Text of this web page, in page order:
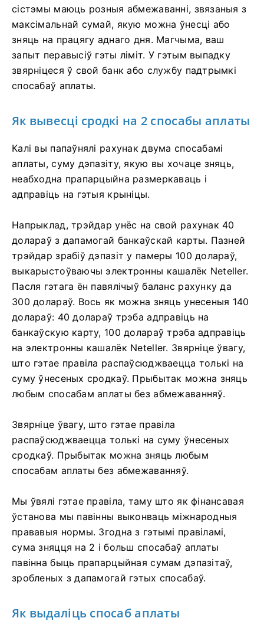
сістэмы маюць розныя абмежаванні, звязаныя з
максімальнай сумай, якую можна ўнесці або
зняць на працягу аднаго дня. Магчыма, ваш
запыт перавысіў гэты ліміт. У гэтым выпадку
звярніцеся ў свой банк або службу падтрымкі
спосабаў аплаты.
Як вывесці сродкі на 2 спосабы аплаты
Калі вы папаўнялі рахунак двума спосабамі
аплаты, суму дэпазіту, якую вы хочаце зняць,
неабходна прапарцыйна размеркаваць і
адправіць на гэтыя крыніцы.
Напрыклад, трэйдар унёс на свой рахунак 40
долараў з дапамогай банкаўскай карты. Пазней
трэйдар зрабіў дэпазіт у памеры 100 долараў,
выкарыстоўваючы электронны кашалёк Neteller.
Пасля гэтага ён павялічыў баланс рахунку да
300 долараў. Вось як можна зняць унесеныя 140
долараў: 40 долараў трэба адправіць на
банкаўскую карту, 100 долараў трэба адправіць
на электронны кашалёк Neteller. Звярніце ўвагу,
што гэтае правіла распаўсюджваецца толькі на
суму ўнесеных сродкаў. Прыбытак можна зняць
любым спосабам аплаты без абмежаванняў.
Звярніце ўвагу, што гэтае правіла
распаўсюджваецца толькі на суму ўнесеных
сродкаў. Прыбытак можна зняць любым
спосабам аплаты без абмежаванняў.
Мы ўвялі гэтае правіла, таму што як фінансавая
ўстанова мы павінны выконваць міжнародныя
прававыя нормы. Згодна з гэтымі правіламі,
сума зняцця на 2 і больш спосабаў аплаты
павінна быць прапарцыйная сумам дэпазітаў,
зробленых з дапамогай гэтых спосабаў.
Як выдаліць спосаб аплаты